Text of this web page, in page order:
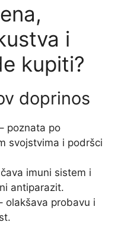
i
kupiti?
doprinos
poznata po
svojstvima i podršci
imuni sistem i
antiparazit.
olakšava probavu i